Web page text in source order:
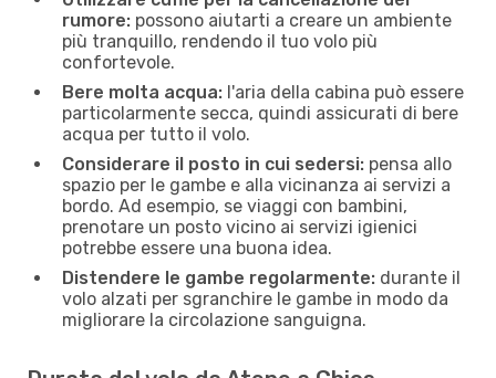
rumore: possono aiutarti a creare un ambiente
più tranquillo, rendendo il tuo volo più
confortevole.
Bere molta acqua: l'aria della cabina può essere
particolarmente secca, quindi assicurati di bere
acqua per tutto il volo.
Considerare il posto in cui sedersi: pensa allo
spazio per le gambe e alla vicinanza ai servizi a
bordo. Ad esempio, se viaggi con bambini,
prenotare un posto vicino ai servizi igienici
potrebbe essere una buona idea.
Distendere le gambe regolarmente: durante il
volo alzati per sgranchire le gambe in modo da
migliorare la circolazione sanguigna.